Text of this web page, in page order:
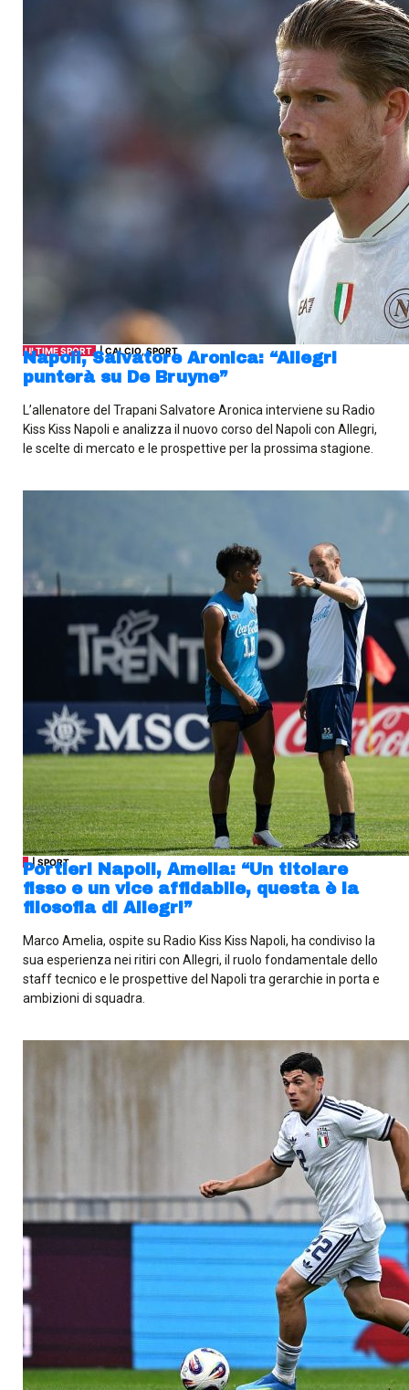
ULTIME SPORT| CALCIO, SPORT
Napoli, Salvatore Aronica: “Allegri
punterà su De Bruyne”
L’allenatore del Trapani Salvatore Aronica interviene su Radio
Kiss Kiss Napoli e analizza il nuovo corso del Napoli con Allegri,
le scelte di mercato e le prospettive per la prossima stagione.
| SPORT
Portieri Napoli, Amelia: “Un titolare
fisso e un vice affidabile, questa è la
filosofia di Allegri”
Marco Amelia, ospite su Radio Kiss Kiss Napoli, ha condiviso la
sua esperienza nei ritiri con Allegri, il ruolo fondamentale dello
staff tecnico e le prospettive del Napoli tra gerarchie in porta e
ambizioni di squadra.